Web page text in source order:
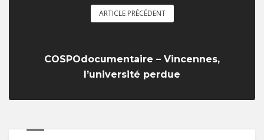
ARTICLE PRÉCÉDENT
COSPOdocumentaire – Vincennes,
l’université perdue